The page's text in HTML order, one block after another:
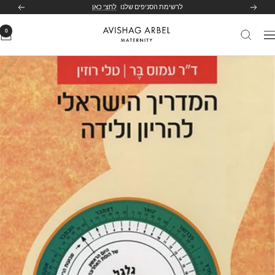
הקודם לרשימת הסניפים שלנו לחצי כאן הבא
ניווט
Avishag
0